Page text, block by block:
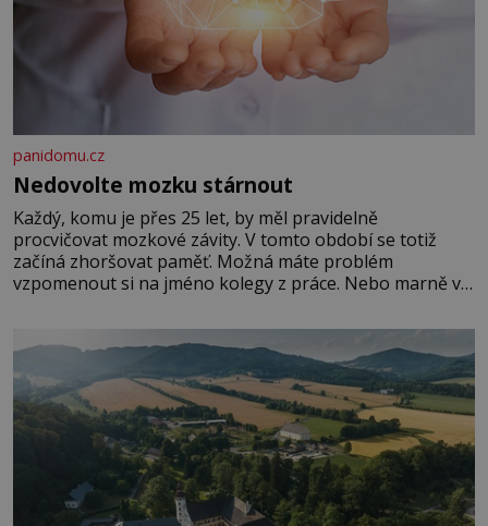
panidomu.cz
Nedovolte mozku stárnout
Každý, komu je přes 25 let, by měl pravidelně
procvičovat mozkové závity. V tomto období se totiž
začíná zhoršovat paměť. Možná máte problém
vzpomenout si na jméno kolegy z práce. Nebo marně v
Je to opravdu tak, s věkem jako kdyby se paměť
rozhodla stávkovat. Cvičte